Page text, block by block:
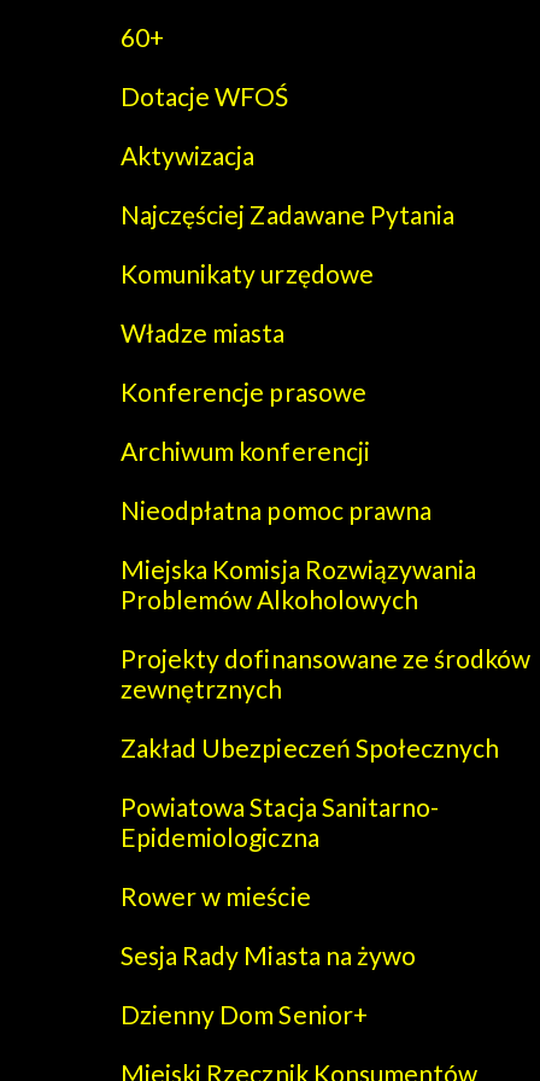
60+
Dotacje WFOŚ
Aktywizacja
Najczęściej Zadawane Pytania
Komunikaty urzędowe
Władze miasta
Konferencje prasowe
Archiwum konferencji
Nieodpłatna pomoc prawna
Miejska Komisja Rozwiązywania
Problemów Alkoholowych
Projekty dofinansowane ze środków
zewnętrznych
Zakład Ubezpieczeń Społecznych
Powiatowa Stacja Sanitarno-
Epidemiologiczna
Rower w mieście
Sesja Rady Miasta na żywo
Dzienny Dom Senior+
Miejski Rzecznik Konsumentów